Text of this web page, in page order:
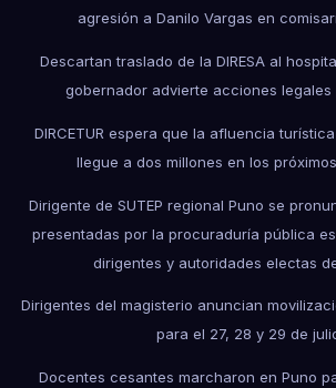
agresión a Danilo Vargas en
Descartan traslado de la DIRESA al
gobernador advierte acciones legales
DIRCETUR espera que la afluencia
llegue a dos millones en los
Dirigente de SUTEP regional Puno se
presentadas por la procuraduría pública
dirigentes y autoridades electas
Dirigentes del magisterio anuncian
para el 27, 28 y 29 de
Docentes cesantes marcharon en Puno